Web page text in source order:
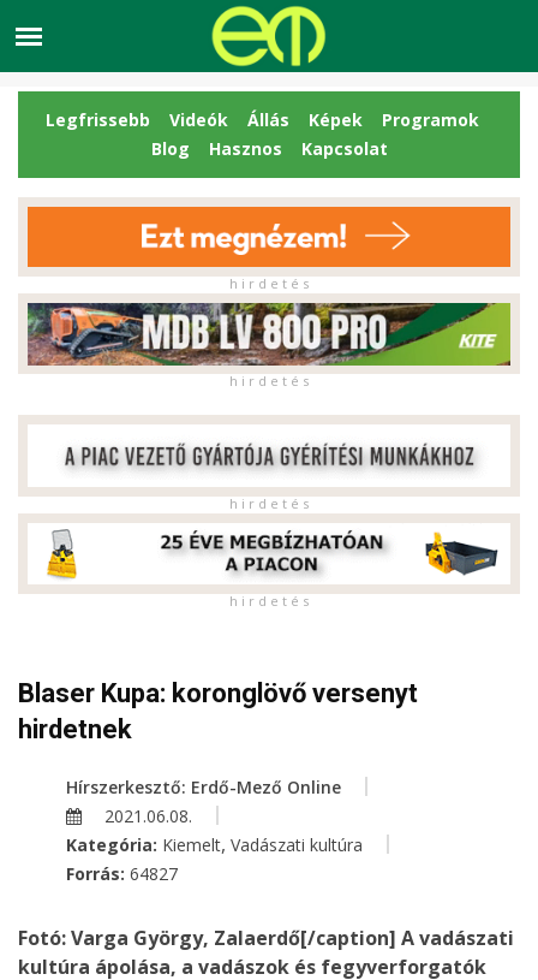
Legfrissebb Videók Állás Képek
Programok
Blog
Hasznos Kapcsolat
h i r d e t é s
h i r d e t é s
h i r d e t é s
h i r d e t é s
Blaser Kupa: koronglövő versenyt
hirdetnek
Hírszerkesztő: Erdő-Mező Online
2021.06.08.
Kategória: Kiemelt, Vadászati kultúra
Forrás: 64827
Fotó: Varga György, Zalaerdő[/caption] A vadászati
kultúra ápolása, a vadászok és fegyverforgatók